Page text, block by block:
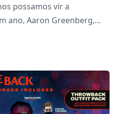
possamos vir a
ano, Aaron Greenberg,
como um sucesso. Apesar